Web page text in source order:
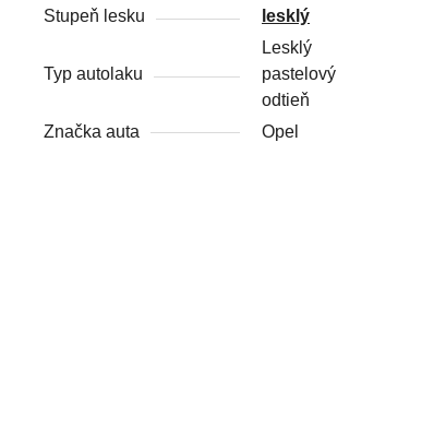
Stupeň lesku lesklý
Typ autolaku
Lesklý
pastelový
odtieň
Značka auta
Opel